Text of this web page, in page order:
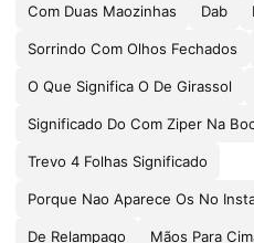
Com Duas Maozinhas Dab
Sorrindo Com Olhos Fechados
O Que Significa O De Girassol
Significado Do Com Ziper Na
Trevo 4 Folhas Significado
Porque Nao Aparece Os No
De Relampago Mãos Para